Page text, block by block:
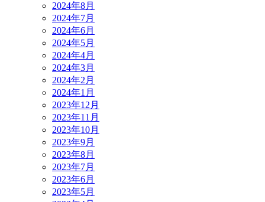
2024年8月
2024年7月
2024年6月
2024年5月
2024年4月
2024年3月
2024年2月
2024年1月
2023年12月
2023年11月
2023年10月
2023年9月
2023年8月
2023年7月
2023年6月
2023年5月